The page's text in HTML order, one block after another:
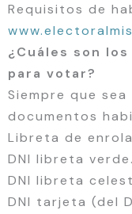
Requisitos de
¿Cuáles son
para votar?
Siempre que
documentos
Libreta de
DNI libreta verde.
DNI libreta
DNI tarjeta (del